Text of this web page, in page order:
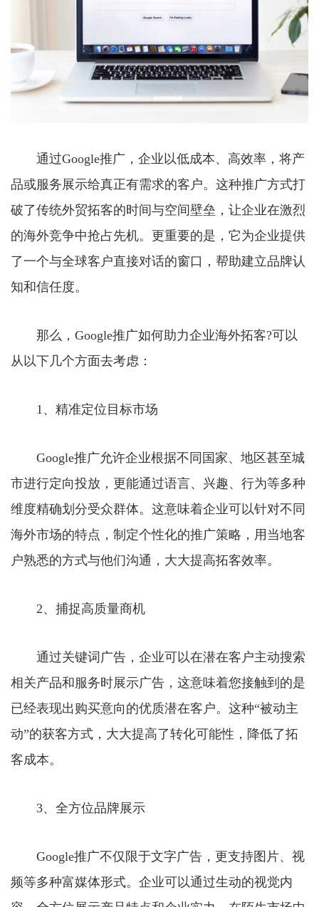
通过Google推广，企业以低成本、高效率，将产
品或服务展示给真正有需求的客户。这种推广方式打
破了传统外贸拓客的时间与空间壁垒，让企业在激烈
的海外竞争中抢占先机。更重要的是，它为企业提供
了一个与全球客户直接对话的窗口，帮助建立品牌认
知和信任度。
那么，Google推广如何助力企业海外拓客?可以
从以下几个方面去考虑：
1、精准定位目标市场
Google推广允许企业根据不同国家、地区甚至城
市进行定向投放，更能通过语言、兴趣、行为等多种
维度精确划分受众群体。这意味着企业可以针对不同
海外市场的特点，制定个性化的推广策略，用当地客
户熟悉的方式与他们沟通，大大提高拓客效率。
2、捕捉高质量商机
通过关键词广告，企业可以在潜在客户主动搜索
相关产品和服务时展示广告，这意味着您接触到的是
已经表现出购买意向的优质潜在客户。这种“被动主
动”的获客方式，大大提高了转化可能性，降低了拓
客成本。
3、全方位品牌展示
Google推广不仅限于文字广告，更支持图片、视
频等多种富媒体形式。企业可以通过生动的视觉内